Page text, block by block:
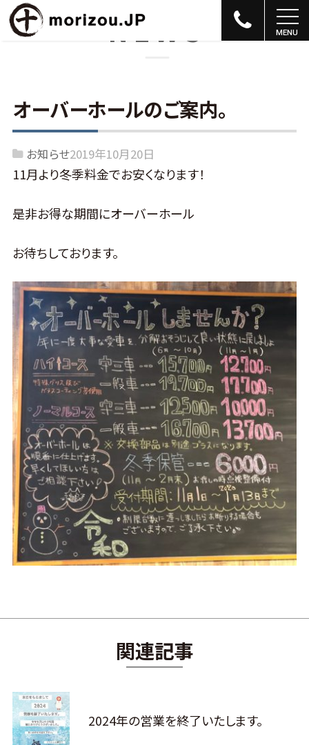
NEWS
オーバーホールのご案内。
お知らせ2019年10月20日
11月より冬季料金でお安くなります！
是非お得な期間にオーバーホール
お待ちしております。
関連記事
2024年の営業を終了いたします。